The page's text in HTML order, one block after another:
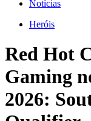
Notícias
Heróis
Red Hot
Gaming
2026: